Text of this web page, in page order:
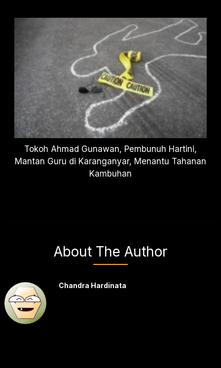
Tokoh Ahmad Gunawan, Pembunuh Hartini,
Mantan Guru di Karanganyar, Menantu Tahanan
Kambuhan
About The Author
Chandra Hardinata